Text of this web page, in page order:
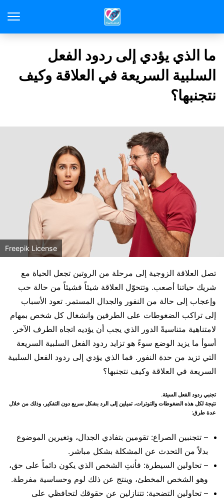
ما الذي يؤدي إلى ردود الفعل
السلبية السريعة في العلاقة وكيف
نتجنبها؟
Freepik License
تصل العلاقة الزوجية إلى مرحلة من الروتين تجعل الحياة مع
شريك حياتنا أصعب. وتتحوّل العلاقة شيئاً فشيئاً من حالة حب
وإعجاب إلى حالة من النفور والجدال المستمر. تعود الأسباب
إلى تراكب الضغوطات على الطرفين وانشغال كل شخص بمهام
لامتناهية متناسيةً الدور الذي يجب أن يؤديه اتجاه الطرف الآخر.
أسوأ ما يزيد الوضع سوءً هو تزايد ردود الفعل السلبية السريعة
التي تزيد من حدة النفور. فما الذي يؤدي إلى ردود الفعل السلبية
السريعة في العلاقة وكيف نتجنبها؟
تجنبي ردود الفعل السيئة.
نتيجة لكل هذه الضغوطات والتوترات، تميلين إلى الرد بشكل سريع دون التفكير، وذلك من خلال
عدة طرق:
– تتجنبين الصراع: تقومين بتفادي الجدال، وتغيرين الموضوع
بدلاً من التحدث عن المشكلة بشكل مباشر.
– تحاولين السيطرة: فأنتِ الشخص الذي يكون دائماً على حق،
وهو الشخص المخطئ، وينتج عن ذلك لوم وحساسية مفرطة.
– تحاولين التضحية: تتنازلين عن حقوقك لتحافظي على